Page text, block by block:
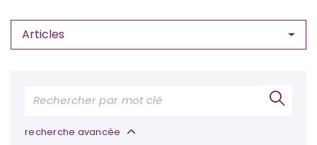
Articles
recherche avancée